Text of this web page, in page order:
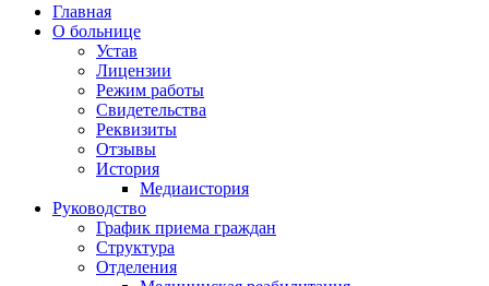
Главная
О больнице
Устав
Лицензии
Режим работы
Свидетельства
Реквизиты
Отзывы
История
Медиаистория
Руководство
График приема граждан
Структура
Отделения